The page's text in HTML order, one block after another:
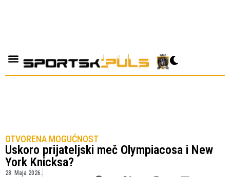
OTVORENA MOGUĆNOST
Uskoro prijateljski meč Olympiacosa i New
York Knicksa?
28. Maja 2026.